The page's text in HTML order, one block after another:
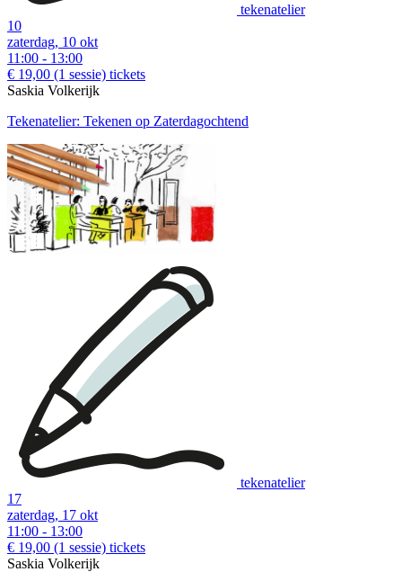
tekenatelier
10
zaterdag, 10 okt
11:00 - 13:00
€ 19,00 (1 sessie) tickets
Saskia Volkerijk
Tekenatelier: Tekenen op Zaterdagochtend
tekenatelier
17
zaterdag, 17 okt
11:00 - 13:00
€ 19,00 (1 sessie) tickets
Saskia Volkerijk